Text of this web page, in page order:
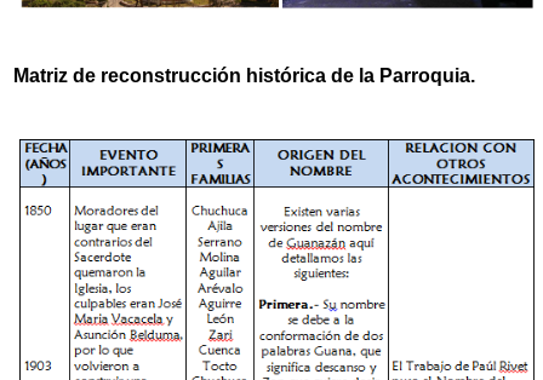
Matriz de reconstrucción histórica de la Parroquia.